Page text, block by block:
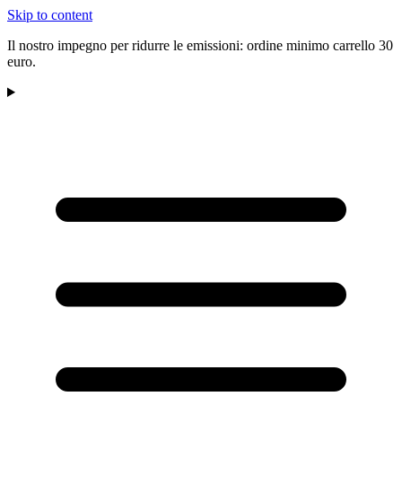
Skip to content
Il nostro impegno per ridurre le emissioni: ordine minimo carrello 30
euro.